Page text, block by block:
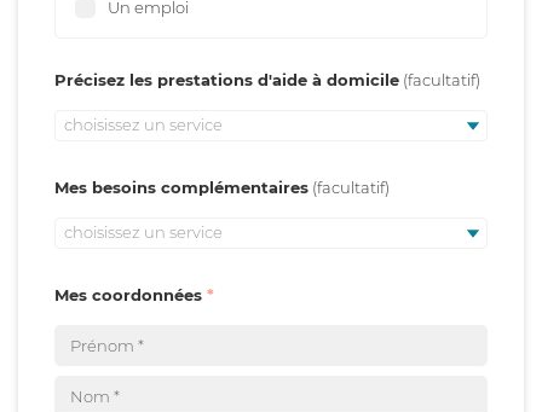
Un emploi
Précisez les prestations d'aide à domicile
choisissez un service
Mes besoins complémentaires
choisissez un service
Mes coordonnées